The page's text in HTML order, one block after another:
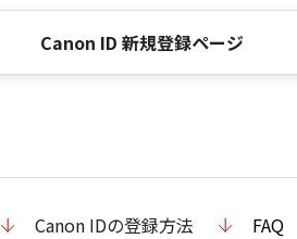
Canon ID 新規登録ページ
Canon IDの登録方法 FAQ